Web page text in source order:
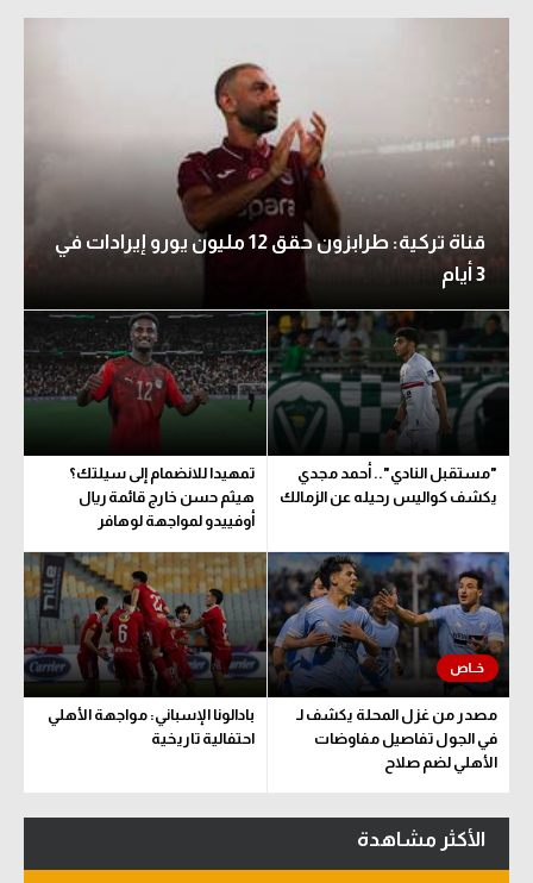
قناة تركية: طرابزون حقق 12 مليون يورو إيرادات في
3 أيام
"مستقبل النادي".. أحمد مجدي
يكشف كواليس رحيله عن الزمالك
تمهيدا للانضمام إلى سيلتك؟
هيثم حسن خارج قائمة ريال
أوفييدو لمواجهة لوهافر
مصدر من غزل المحلة يكشف لـ
في الجول تفاصيل مفاوضات
الأهلي لضم صلاح
بادالونا الإسباني: مواجهة الأهلي
احتفالية تاريخية
الأكثر مشاهدة